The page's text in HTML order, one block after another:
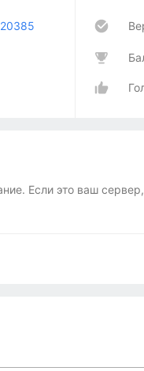
Если это ваш